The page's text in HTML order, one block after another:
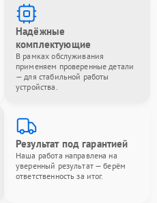
Надёжные
комплектующие
В рамках обслуживания
применяем проверенные детали
— для стабильной работы
устройства.
Результат под гарантией
Наша работа направлена на
уверенный результат — берём
ответственность за итог.